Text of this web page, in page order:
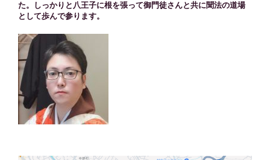
た。しっかりと八王子に根を張って御門徒さんと共に聞法の道場
として歩んで参ります。